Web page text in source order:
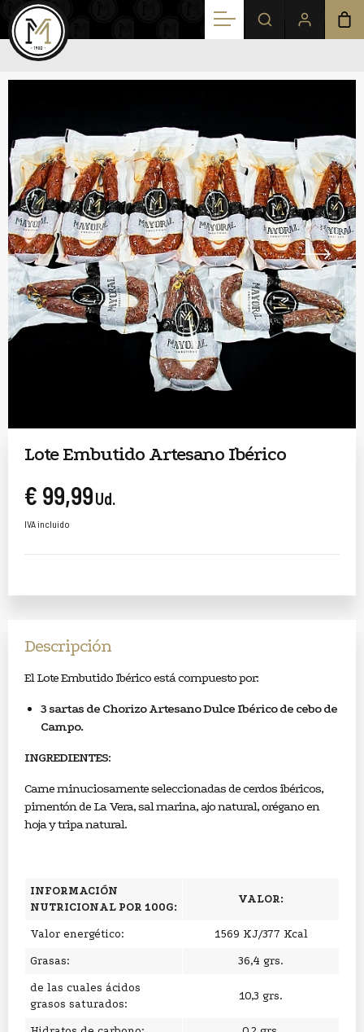
Lote Embutido Artesano Ibérico
€ 99,99Ud.
IVA incluido
Descripción
El Lote Embutido Ibérico está compuesto por:
3 sartas de Chorizo Artesano Dulce Ibérico de cebo de
Campo.
INGREDIENTES:
Carne minuciosamente seleccionadas de cerdos ibéricos,
pimentón de La Vera, sal marina, ajo natural, orégano en
hoja y tripa natural.
INFORMACIÓN
NUTRICIONAL POR 100G:
VALOR:
Valor energético: 1569 KJ/377 Kcal
Grasas: 36,4 grs.
de las cuales ácidos
grasos saturados:
10,3 grs.